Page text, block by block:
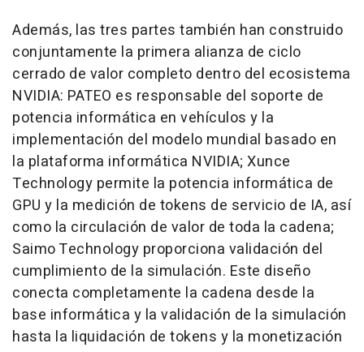
Además, las tres partes también han construido
conjuntamente la primera alianza de ciclo
cerrado de valor completo dentro del ecosistema
NVIDIA: PATEO es responsable del soporte de
potencia informática en vehículos y la
implementación del modelo mundial basado en
la plataforma informática NVIDIA; Xunce
Technology permite la potencia informática de
GPU y la medición de tokens de servicio de IA, así
como la circulación de valor de toda la cadena;
Saimo Technology proporciona validación del
cumplimiento de la simulación. Este diseño
conecta completamente la cadena desde la
base informática y la validación de la simulación
hasta la liquidación de tokens y la monetización